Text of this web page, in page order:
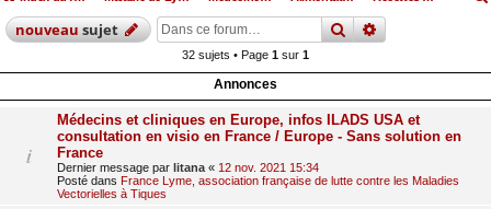
nouveausujet rechercher
recherche
32 sujets • Page 1 sur 1
Annonces
Médecins et cliniques en Europe, infos ILADS USA et
consultation en visio en France / Europe - Sans solution en
France
Dernier message par litana « 12 nov. 2021 15:34
Posté dans France Lyme, association française de lutte contre les Maladies
Vectorielles à Tiques